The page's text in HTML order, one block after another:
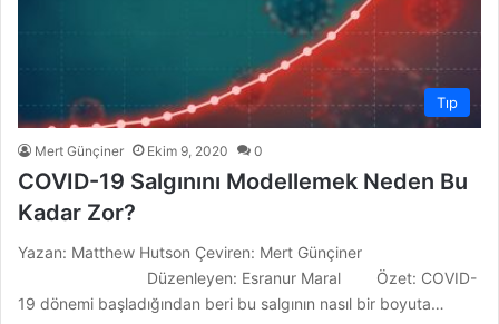
Tıp
Mert Günçiner Ekim 9, 2020 0
COVID-19 Salgınını Modellemek Neden Bu
Kadar Zor?
Yazan: Matthew Hutson Çeviren: Mert Günçiner
Düzenleyen: Esranur Maral Özet: COVID-
19 dönemi başladığından beri bu salgının nasıl bir boyuta…